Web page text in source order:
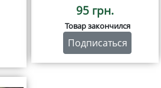
95 грн.
Товар закончился
Подписаться